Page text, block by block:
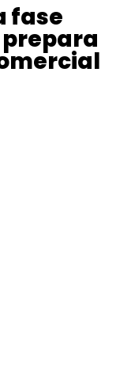
fase
prepara